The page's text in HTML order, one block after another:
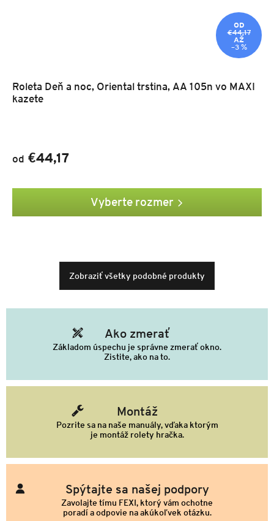
OD
€44,17
AŽ
–3 %
Roleta Deň a noc, Oriental trstina, AA 105n vo MAXI
kazete
od €44,17
Vyberte rozmer
Zobraziť všetky podobné produkty
Ako zmerať
Základom úspechu je správne zmerať okno.
Zistite, ako na to.
Montáž
Pozrite sa na naše manuály, vďaka ktorým
je montáž rolety hračka.
Spýtajte sa našej podpory
Zavolajte tímu FEXI, ktorý vám ochotne
poradí a odpovie na akúkoľvek otázku.